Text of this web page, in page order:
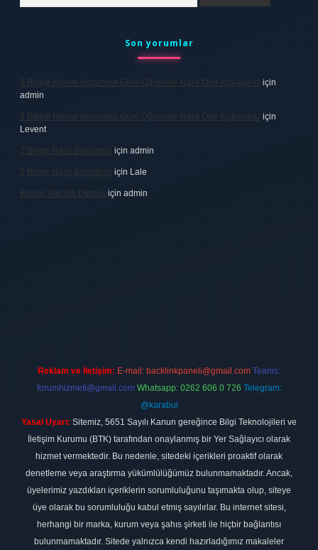
Son yorumlar
3 Bilgiyi Işleme Kuramına Göre Öğrenme Nasıl Olur Açıklayınız için
admin
3 Bilgiyi Işleme Kuramına Göre Öğrenme Nasıl Olur Açıklayınız için
Levent
2 Belge Nasıl Birleştirilir için admin
2 Belge Nasıl Birleştirilir için Lale
Baskın Alel Ne Demek için admin
Reklam ve İletişim: E-mail: backlinkpaneli@gmail.com Teams:
forumhizmeti@gmail.com Whatsapp: 0262 606 0 726 Telegram:
@karabul
Yasal Uyarı: Sitemiz, 5651 Sayılı Kanun gereğince Bilgi Teknolojileri ve
İletişim Kurumu (BTK) tarafından onaylanmış bir Yer Sağlayıcı olarak
hizmet vermektedir. Bu nedenle, sitedeki içerikleri proaktif olarak
denetleme veya araştırma yükümlülüğümüz bulunmamaktadır. Ancak,
üyelerimiz yazdıkları içeriklerin sorumluluğunu taşımakta olup, siteye
üye olarak bu sorumluluğu kabul etmiş sayılırlar. Bu internet sitesi,
herhangi bir marka, kurum veya şahıs şirketi ile hiçbir bağlantısı
bulunmamaktadır. Sitede yalnızca kendi hazırladığımız makaleler